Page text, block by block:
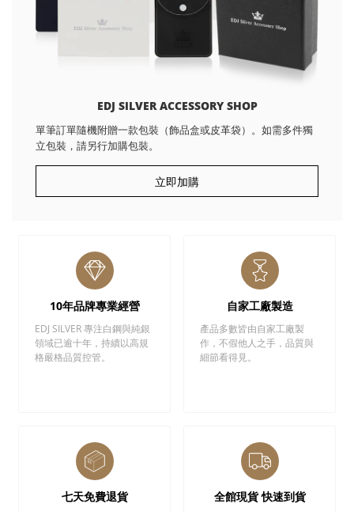
EDJ SILVER ACCESSORY SHOP
單筆訂單隨機附贈一款包裝（飾品盒或皮革袋）。如需多件獨
立包裝，請另行加購包裝。
立即加購
10年品牌專業經營
EDJ SILVER 專注白鋼與純銀
領域已逾十年，持續以高規
格嚴格品質控管。
自家工廠製造
產品多數皆由自家工廠製
作，不假他人之手，品質與
細節看得見。
七天免費退貨 全館現貨 快速到貨